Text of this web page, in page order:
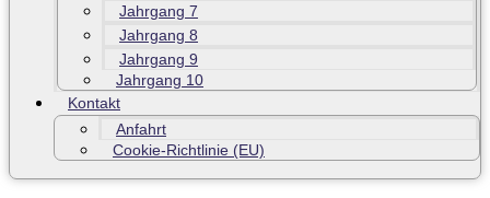
Jahrgang 7
Jahrgang 8
Jahrgang 9
Jahrgang 10
Kontakt
Anfahrt
Cookie-Richtlinie (EU)